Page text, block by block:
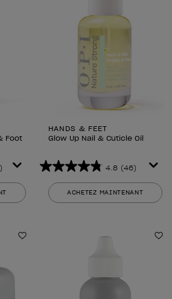
Foot
HANDS & FEET
Glow Up Nail & Cuticle Oil
4.8 (46)
4.8
sur
5
ACHETEZ MAINTENANT
Ajouter aux favoris